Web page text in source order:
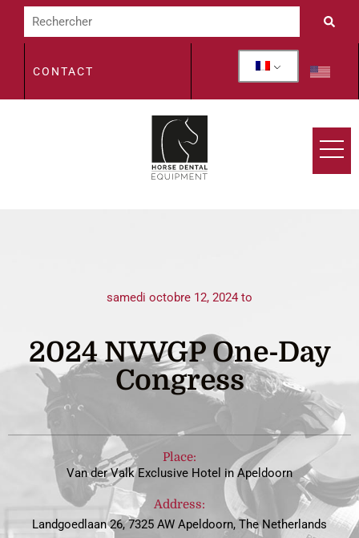
CONTACT
samedi octobre 12, 2024 to
2024 NVVGP One-Day
Congress
Place:
Van der Valk Exclusive Hotel in Apeldoorn
Address:
Landgoedlaan 26, 7325 AW Apeldoorn, The Netherlands